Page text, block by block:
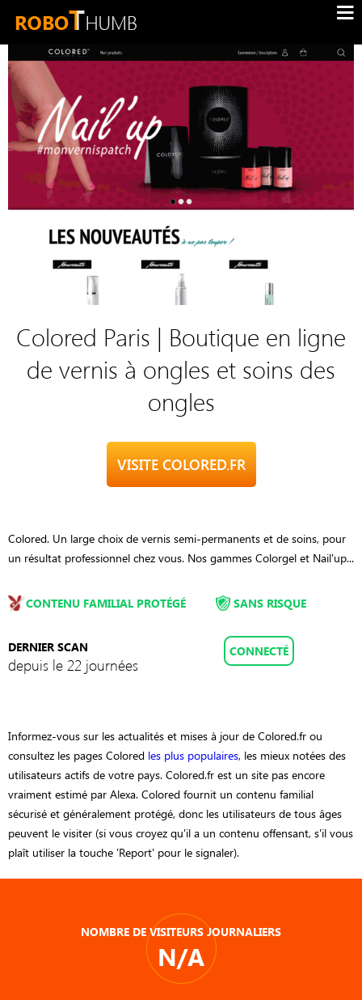
Colored Paris | Boutique en ligne
de vernis à ongles et soins des
ongles
VISITE COLORED.FR
Colored. Un large choix de vernis semi-permanents et de soins, pour
un résultat professionnel chez vous. Nos gammes Colorgel et Nail'up...
CONTENU FAMILIAL PROTÉGÉ
DERNIER SCAN
depuis le 22 journées
SANS RISQUE
CONNECTÉ
Informez-vous sur les actualités et mises à jour de Colored.fr ou
consultez les pages Colored les plus populaires, les mieux notées des
utilisateurs actifs de votre pays. Colored.fr est un site pas encore
vraiment estimé par Alexa. Colored fournit un contenu familial
sécurisé et généralement protégé, donc les utilisateurs de tous âges
peuvent le visiter (si vous croyez qu'il a un contenu offensant, s'il vous
plaît utiliser la touche 'Report' pour le signaler).
NOMBRE DE VISITEURS JOURNALIERS
N/A